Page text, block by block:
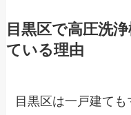
目黒区で高圧洗
ている理由
目黒区は一戸建て